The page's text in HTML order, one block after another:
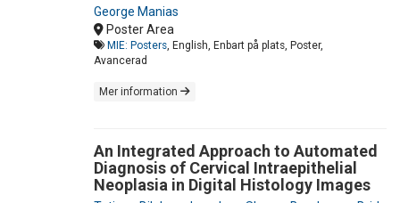
George Manias
Poster Area
MIE: Posters , English, Enbart på plats, Poster,
Avancerad
Mer information
An Integrated Approach to Automated
Diagnosis of Cervical Intraepithelial
Neoplasia in Digital Histology Images